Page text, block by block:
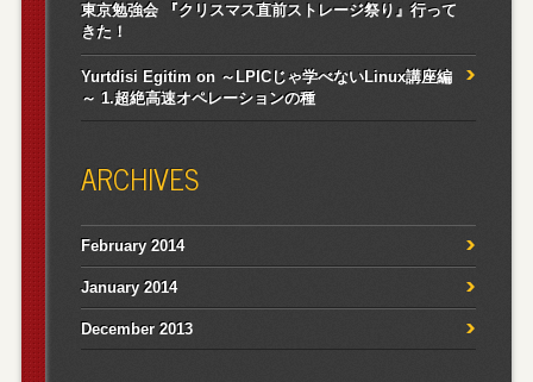
東京勉強会 『クリスマス直前ストレージ祭り』行って
きた！
Yurtdisi Egitim on ～LPICじゃ学べないLinux講座編
～ 1.超絶高速オペレーションの種
ARCHIVES
February 2014
January 2014
December 2013